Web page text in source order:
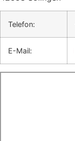
Telefon:
E-Mail: